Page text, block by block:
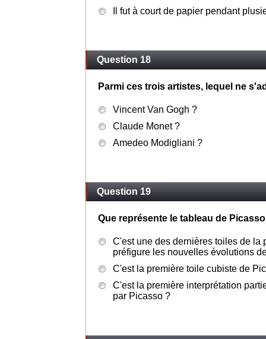
Il fut à court de papier pendant
Question 18
Parmi ces trois artistes, lequel ne
Vincent Van Gogh ?
Claude Monet ?
Amedeo Modigliani ?
Question 19
Que représente le tableau de
C'est une des dernières toiles de la
préfigure les nouvelles évolutions
C'est la première toile cubiste de
C'est la première interprétation
par Picasso ?